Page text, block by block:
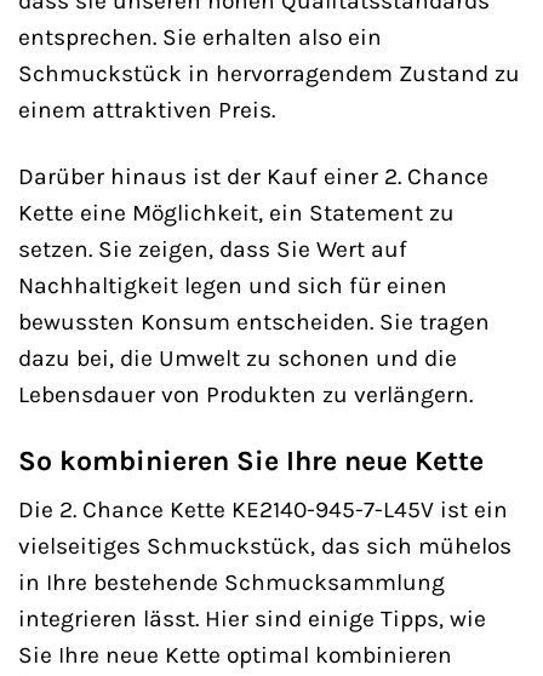
entsprechen. Sie erhalten also ein
Schmuckstück in hervorragendem Zustand zu
einem attraktiven Preis.
Darüber hinaus ist der Kauf einer 2. Chance
Kette eine Möglichkeit, ein Statement zu
setzen. Sie zeigen, dass Sie Wert auf
Nachhaltigkeit legen und sich für einen
bewussten Konsum entscheiden. Sie tragen
dazu bei, die Umwelt zu schonen und die
Lebensdauer von Produkten zu verlängern.
So kombinieren Sie Ihre neue Kette
Die 2. Chance Kette KE2140-945-7-L45V ist ein
vielseitiges Schmuckstück, das sich mühelos
in Ihre bestehende Schmucksammlung
integrieren lässt. Hier sind einige Tipps, wie
Sie Ihre neue Kette optimal kombinieren